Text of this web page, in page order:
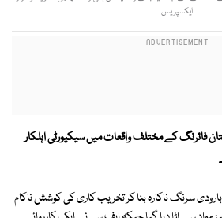
ایکسپریس
فائرنگ کے مختلف واقعات میں سیکیورٹی اہلکار
وزنی بم اور بارودی سرنگ ناکارہ بنا کر تخریب کاری کی کوشش ناکام